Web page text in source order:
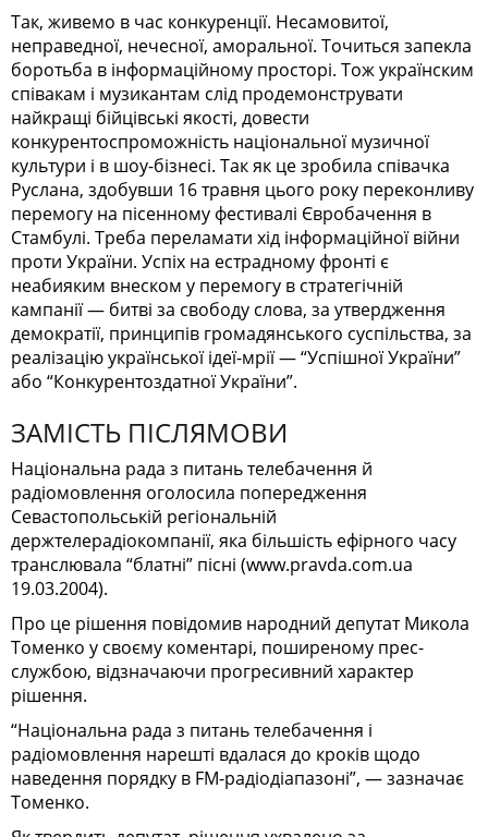
Так, живемо в час конкуренції. Несамовитої,
неправедної, нечесної, аморальної. Точиться запекла
боротьба в інформаційному просторі. Тож українским
співакам і музикантам слід продемонструвати
найкращі бійцівські якості, довести
конкурентоспроможність національної музичної
культури і в шоу-бізнесі. Так як це зробила співачка
Руслана, здобувши 16 травня цього року переконливу
перемогу на пісенному фестивалі Євробачення в
Стамбулі. Треба переламати хід інформаційної війни
проти України. Успіх на естрадному фронті є
неабияким внеском у перемогу в стратегічній
кампанії — битві за свободу слова, за утвердження
демократії, принципів громадянського суспільства, за
реалізацію української ідеї-мрії — “Успішної України”
або “Конкурентоздатної України”.
ЗАМІСТЬ ПІСЛЯМОВИ
Національна рада з питань телебачення й
радіомовлення оголосила попередження
Севастопольській регіональній
держтелерадіокомпанії, яка більшість ефірного часу
транслювала “блатні” пісні (www.pravda.com.ua
19.03.2004).
Про це рішення повідомив народний депутат Микола
Томенко у своєму коментарі, поширеному прес-
службою, відзначаючи прогресивний характер
рішення.
“Національна рада з питань телебачення і
радіомовлення нарешті вдалася до кроків щодо
наведення порядку в FM-радіодіапазоні”, — зазначає
Томенко.